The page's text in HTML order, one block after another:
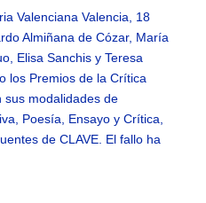
Valenciana Valencia, 18
Almiñana de Cózar, María
Elisa Sanchis y Teresa
los Premios de la Crítica
sus modalidades de
Poesía, Ensayo y Crítica,
de CLAVE. El fallo ha